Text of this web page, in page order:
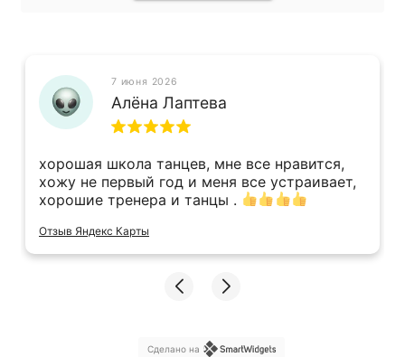
7 июня 2026
Алёна Лаптева
хорошая школа танцев, мне все нравится,
хожу не первый год и меня все устраивает,
хорошие тренера и танцы .
Отзыв Яндекс Карты
Сделано на